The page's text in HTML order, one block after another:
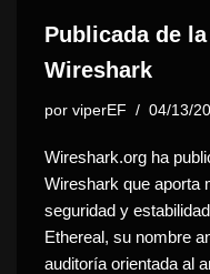
Publicada de
Wireshark
por viperEF 04/13/
Wireshark.org ha
Wireshark que aporta
seguridad y
Ethereal, su nombre
auditoría orientada al